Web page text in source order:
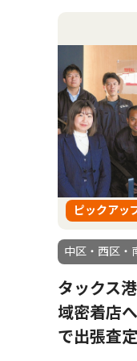
ピックアッ
中区・西区・
タックス
域密着店
で出張査定